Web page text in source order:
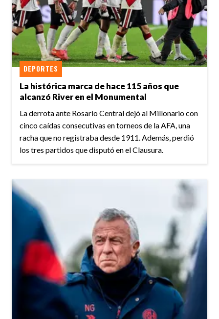
La histórica marca de hace 115 años que
alcanzó River en el Monumental
DEPORTES
La derrota ante Rosario Central dejó al Millonario con
cinco caídas consecutivas en torneos de la AFA, una
racha que no registraba desde 1911. Además, perdió
los tres partidos que disputó en el Clausura.